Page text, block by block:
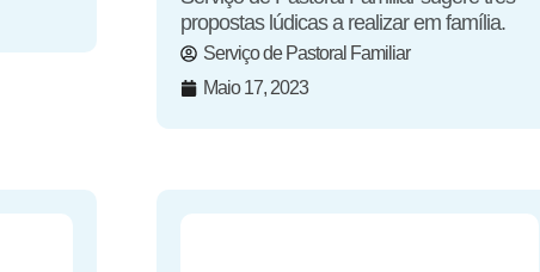
propostas lúdicas a realizar em família.
Serviço de Pastoral Familiar
Maio 17, 2023